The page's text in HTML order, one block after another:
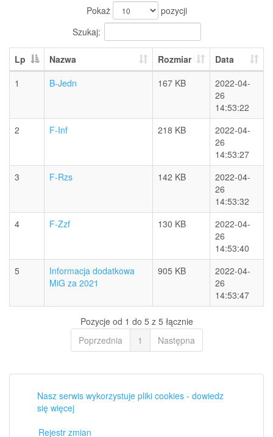
Pokaż
pozycji
Szukaj:
Lp Nazwa Rozmiar
Data
1
B-Jedn 167 KB
2022-04-
26
14:53:22
2
F-Inf 218 KB
2022-04-
26
14:53:27
3
F-Rzs 142 KB
2022-04-
26
14:53:32
4
F-Zzf 130 KB
2022-04-
26
14:53:40
5
Informacja dodatkowa
MiG za 2021
905 KB
2022-04-
26
14:53:47
Pozycje od 1 do 5 z 5 łącznie
Poprzednia
1 Następna
Nasz serwis wykorzystuje pliki cookies - dowiedz
się więcej
Rejestr zmian